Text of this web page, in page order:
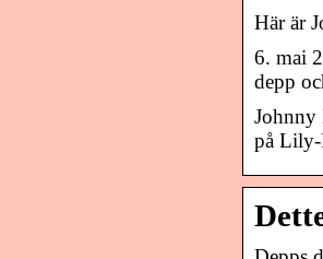
Här är
6. mai
depp
Johnny
på Lily-